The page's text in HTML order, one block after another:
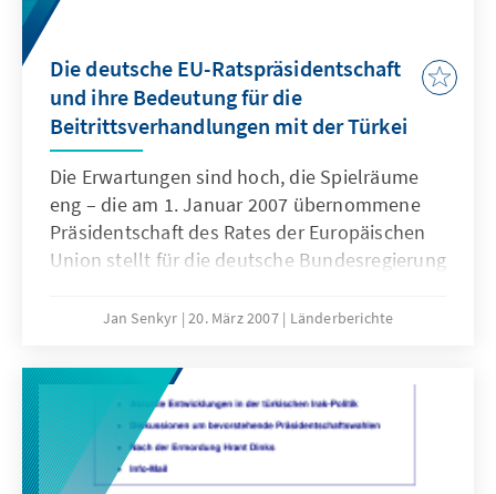
gestritten, ob Ministerpräsident Recep Tayyip
Staatsamt kandidieren sollte Weiteres Thema:
Umfrage über Einstellungen der türkischen
Gesellschaft.
Die deutsche EU-Ratspräsidentschaft
und ihre Bedeutung für die
Beitrittsverhandlungen mit der Türkei
Die Erwartungen sind hoch, die Spielräume
eng – die am 1. Januar 2007 übernommene
Präsidentschaft des Rates der Europäischen
Union stellt für die deutsche Bundesregierung
Bewährungsprobe zugleich dar. Deutschland
Entwicklung der Europäischen Union
kritischen Phase an.
Jan Senkyr 20. März 2007 Länderberichte